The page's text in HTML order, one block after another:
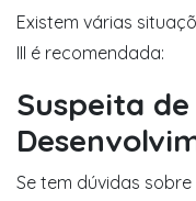
Existem várias
III é recomendada:
Suspeita
Se tem dúvidas